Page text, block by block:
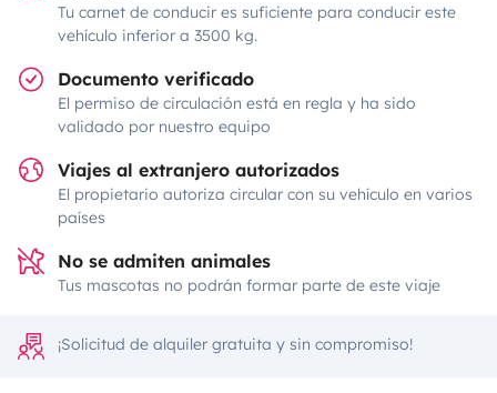
Tu carnet de conducir es suficiente para conducir este
vehículo inferior a 3500 kg.
Documento verificado
El permiso de circulación está en regla y ha sido
validado por nuestro equipo
Viajes al extranjero autorizados
El propietario autoriza circular con su vehículo en varios
países
No se admiten animales
Tus mascotas no podrán formar parte de este viaje
¡Solicitud de alquiler gratuita y sin compromiso!